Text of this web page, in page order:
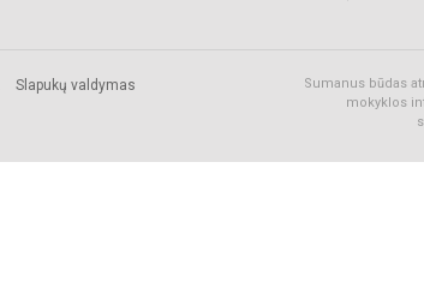
Slapukų valdymas
Sumanus būdas
mokyklos